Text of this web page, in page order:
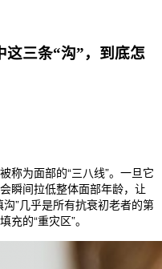
这三条“沟”，到底怎
称为面部的“三八线”。一旦它
瞬间拉低整体面部年龄，让
”几乎是所有抗衰初老者的第
的“重灾区”。